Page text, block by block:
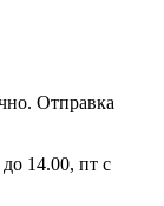
Отправка
14.00, пт с